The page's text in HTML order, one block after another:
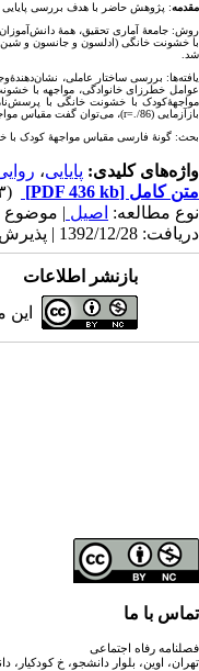
مقدمه: پژوهش حاضر با هدف بررسی پایایی
با خشونت خانگی (ادلسون
شد.
یافته‌ها: بررسی ساختار عاملی،
باز‌آزمایی (r=./86)، می‌توان گفت مقیاس مواجهۀ‌کودک با خشونت خانگی از پایایی مناسبی برخوردار است.
بحث: گونۀ فارسی مقیاس مواجهۀ کودک با
واژه‌های کلیدی: پایایی،
متن کامل [PDF 436 kb]
(۴۸۲۳ دریافت)
نوع مطالعه: اصیل | موضوع
دریافت: 1392/12/28 | پذیرش: 1392/12/28 | انتشار: 1392/12/28
بازنشر اطلاعات
تماس با ما
فصلنامه رفاه اجتماعی
تهران، اوین، بلوار دانشجو، خ